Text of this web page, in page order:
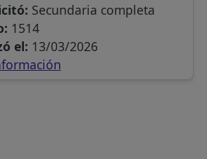
Secundaria completa
1514
el: 13/03/2026